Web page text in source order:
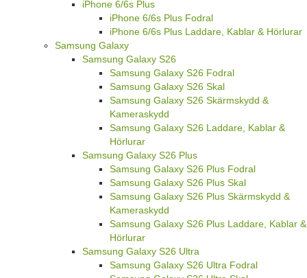
iPhone 6/6s Plus
iPhone 6/6s Plus Fodral
iPhone 6/6s Plus Laddare, Kablar & Hörlurar
Samsung Galaxy
Samsung Galaxy S26
Samsung Galaxy S26 Fodral
Samsung Galaxy S26 Skal
Samsung Galaxy S26 Skärmskydd &
Kameraskydd
Samsung Galaxy S26 Laddare, Kablar &
Hörlurar
Samsung Galaxy S26 Plus
Samsung Galaxy S26 Plus Fodral
Samsung Galaxy S26 Plus Skal
Samsung Galaxy S26 Plus Skärmskydd &
Kameraskydd
Samsung Galaxy S26 Plus Laddare, Kablar &
Hörlurar
Samsung Galaxy S26 Ultra
Samsung Galaxy S26 Ultra Fodral